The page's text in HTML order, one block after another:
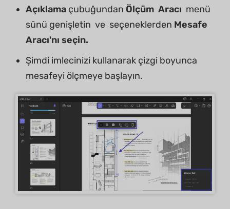
Açıklama çubuğundan Ölçüm Aracı menü
sünü genişletin ve seçeneklerden Mesafe
Aracı'nı seçin.
Şimdi imlecinizi kullanarak çizgi boyunca
mesafeyi ölçmeye başlayın.